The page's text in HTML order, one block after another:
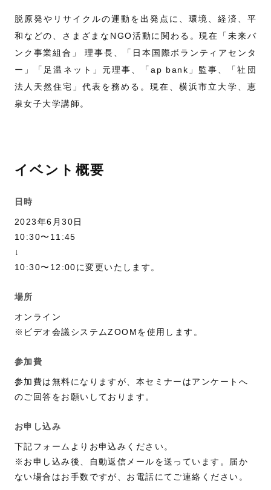
脱原発やリサイクルの運動を出発点に、環境、経済、平
和などの、さまざまなNGO活動に関わる。現在「未来バ
ンク事業組合」 理事長、「日本国際ボランティアセンタ
ー」「足温ネット」元理事、「ap bank」監事、「社団
法人天然住宅」代表を務める。現在、横浜市立大学、恵
泉女子大学講師。
イベント概要
日時
2023年6月30日
10:30〜11:45
↓
10:30〜12:00に変更いたします。
場所
オンライン
※ビデオ会議システムZOOMを使用します。
参加費
参加費は無料になりますが、本セミナーはアンケートへ
のご回答をお願いしております。
お申し込み
下記フォームよりお申込みください。
※お申し込み後、自動返信メールを送っています。届か
ない場合はお手数ですが、お電話にてご連絡ください。